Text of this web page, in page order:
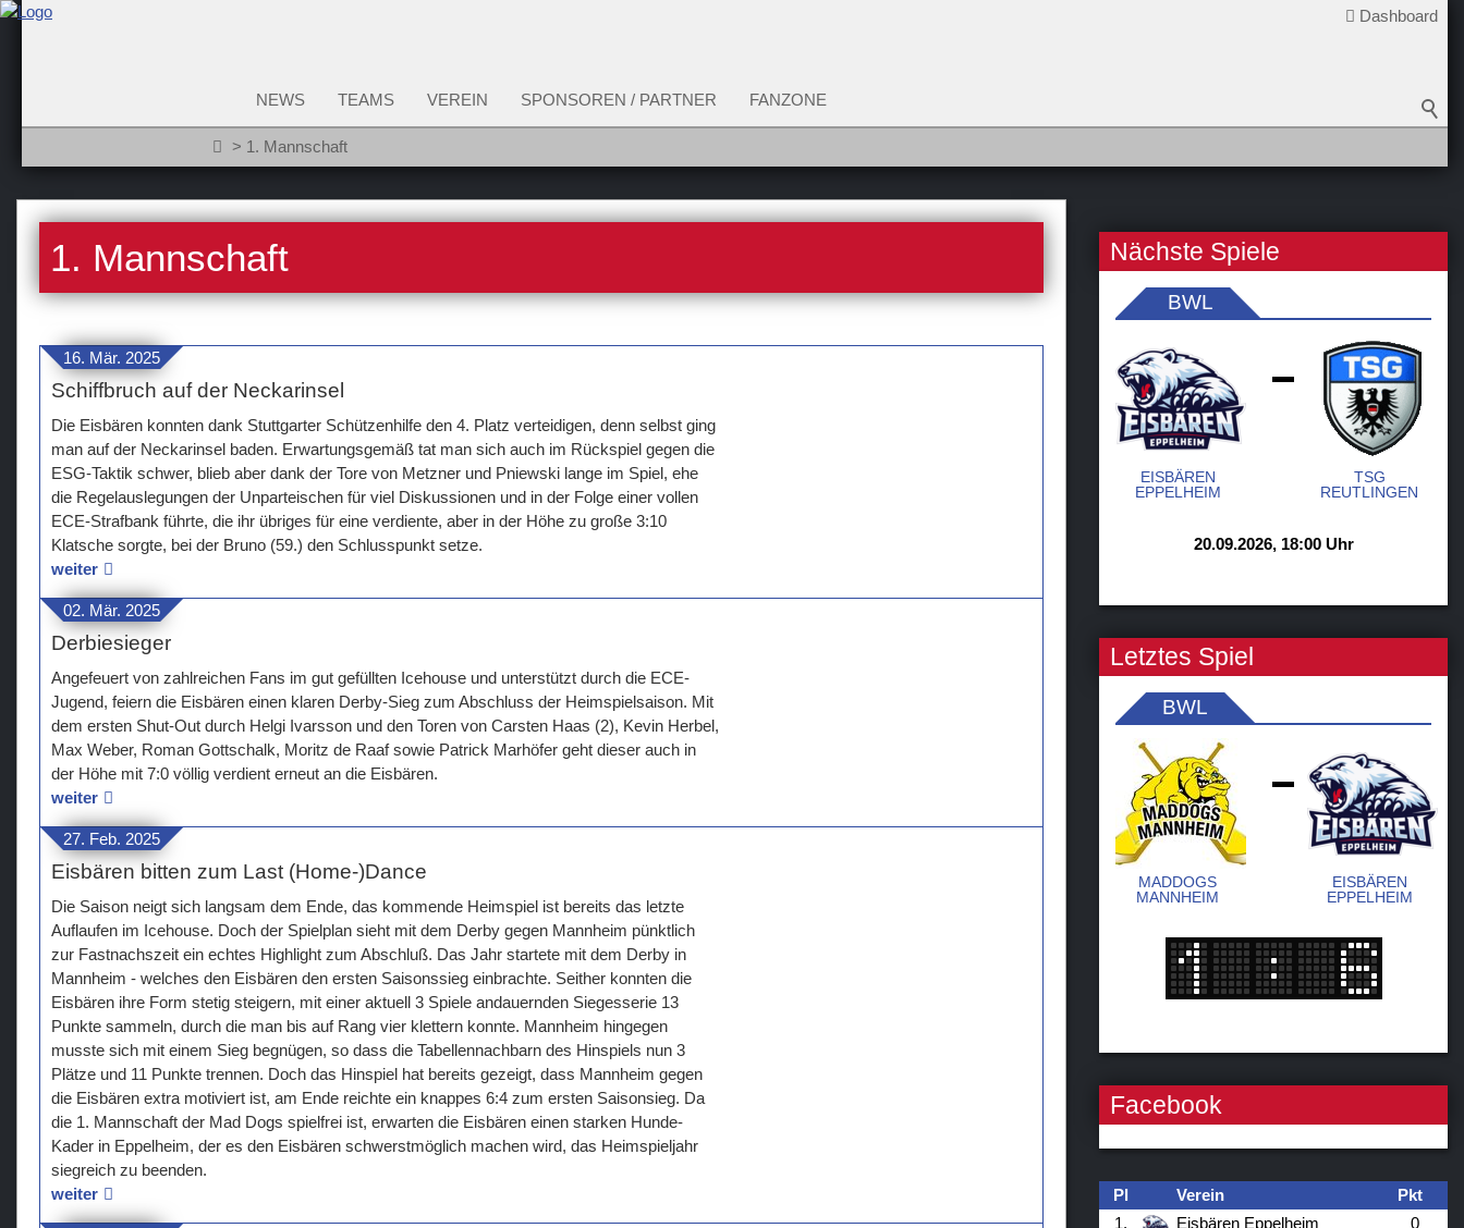
Dashboard
NEWS TEAMS VEREIN SPONSOREN / PARTNER FANZONE
1. Mannschaft
1. Mannschaft
16. Mär. 2025
Schiffbruch auf der Neckarinsel
Die Eisbären konnten dank Stuttgarter Schützenhilfe den 4. Platz verteidigen, denn selbst ging
man auf der Neckarinsel baden. Erwartungsgemäß tat man sich auch im Rückspiel gegen die
ESG-Taktik schwer, blieb aber dank der Tore von Metzner und Pniewski lange im Spiel, ehe
die Regelauslegungen der Unparteischen für viel Diskussionen und in der Folge einer vollen
ECE-Strafbank führte, die ihr übriges für eine verdiente, aber in der Höhe zu große 3:10
Klatsche sorgte, bei der Bruno (59.) den Schlusspunkt setze.
weiter
02. Mär. 2025
Derbiesieger
Angefeuert von zahlreichen Fans im gut gefüllten Icehouse und unterstützt durch die ECE-
Jugend, feiern die Eisbären einen klaren Derby-Sieg zum Abschluss der Heimspielsaison. Mit
dem ersten Shut-Out durch Helgi Ivarsson und den Toren von Carsten Haas (2), Kevin Herbel,
Max Weber, Roman Gottschalk, Moritz de Raaf sowie Patrick Marhöfer geht dieser auch in
der Höhe mit 7:0 völlig verdient erneut an die Eisbären.
weiter
27. Feb. 2025
Eisbären bitten zum Last (Home-)Dance
Die Saison neigt sich langsam dem Ende, das kommende Heimspiel ist bereits das letzte
Auflaufen im Icehouse. Doch der Spielplan sieht mit dem Derby gegen Mannheim pünktlich
zur Fastnachszeit ein echtes Highlight zum Abschluß. Das Jahr startete mit dem Derby in
Mannheim - welches den Eisbären den ersten Saisonssieg einbrachte. Seither konnten die
Eisbären ihre Form stetig steigern, mit einer aktuell 3 Spiele andauernden Siegesserie 13
Punkte sammeln, durch die man bis auf Rang vier klettern konnte. Mannheim hingegen
musste sich mit einem Sieg begnügen, so dass die Tabellennachbarn des Hinspiels nun 3
Plätze und 11 Punkte trennen. Doch das Hinspiel hat bereits gezeigt, dass Mannheim gegen
die Eisbären extra motiviert ist, am Ende reichte ein knappes 6:4 zum ersten Saisonsieg. Da
die 1. Mannschaft der Mad Dogs spielfrei ist, erwarten die Eisbären einen starken Hunde-
Kader in Eppelheim, der es den Eisbären schwerstmöglich machen wird, das Heimspieljahr
siegreich zu beenden.
weiter
Nächste Spiele
BWL
EISBÄREN
EPPELHEIM
-
TSG
REUTLINGEN
20.09.2026, 18:00 Uhr
Letztes Spiel
BWL
MADDOGS
MANNHEIM
-
EISBÄREN
EPPELHEIM
Facebook
Pl Verein
Pkt
1.
Eisbären Eppelheim
0